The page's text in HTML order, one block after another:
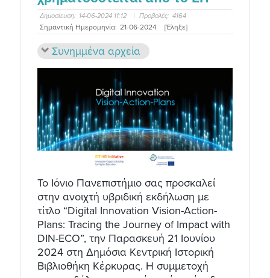
Δημοσίευση: 14-06-2024 11:12 | Προβολές: 4164
Σημαντική Ημερομηνία: 21-06-2024 [Έληξε]
Συνημμένα αρχεία
Το Ιόνιο Πανεπιστήμιο σας προσκαλεί
στην ανοιχτή υβριδική εκδήλωση με
τίτλο “Digital Innovation Vision-Action-
Plans: Tracing the Journey of Impact with
DIN-ECO”, την Παρασκευή 21 Ιουνίου
2024 στη Δημόσια Κεντρική Ιστορική
Βιβλιοθήκη Κέρκυρας. Η συμμετοχή